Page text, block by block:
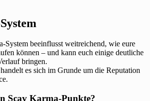
System beeinflusst weitreichend, wie eure
können – und kann euch einige deutliche
bringen.
es sich im Grunde um die Reputation
Scav Karma-Punkte?